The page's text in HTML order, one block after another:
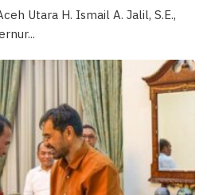
Utara H. Ismail A. Jalil, S.E.,